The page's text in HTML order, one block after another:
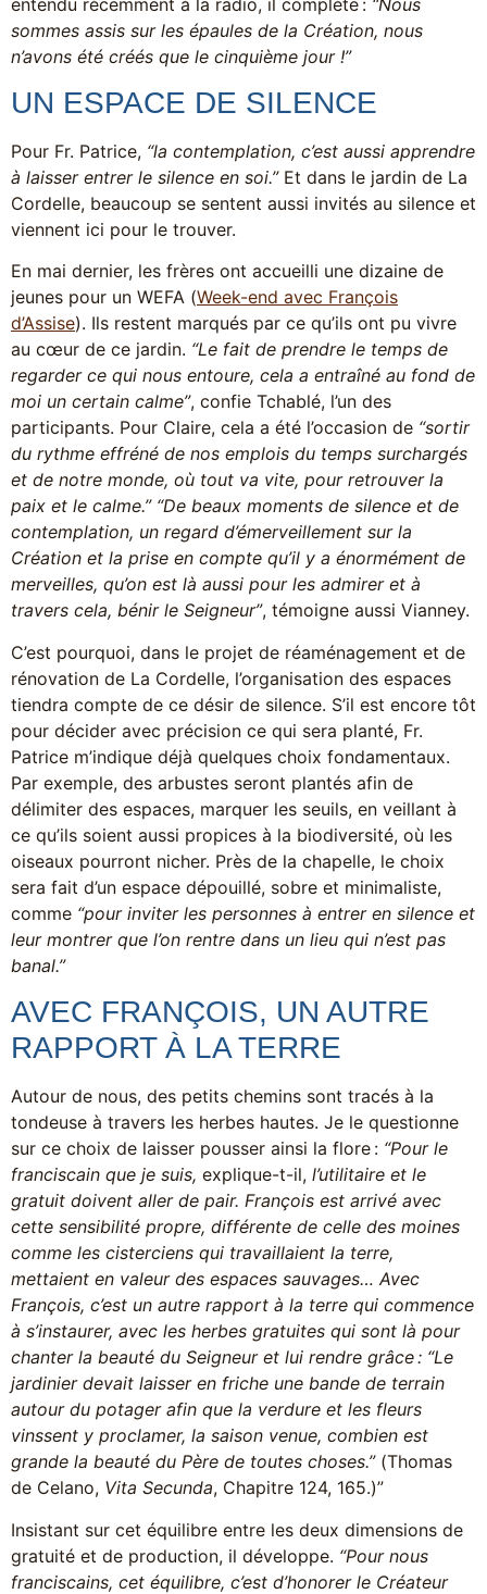
sommes assis sur les épaules de la Création, nous
n’avons été créés que le cinquième jour !”
UN ESPACE DE SILENCE
Pour Fr. Patrice, “la contemplation, c’est aussi apprendre
à laisser entrer le silence en soi.”Et dans le jardin de La
Cordelle, beaucoup se sentent aussi invités au silence et
viennent ici pour le trouver.
En mai dernier, les frères ont accueilli une dizaine de
jeunes pour un WEFA (Week-end avec François
d’Assise). Ils restent marqués par ce qu’ils ont pu vivre
au cœur de ce jardin. “Le fait de prendre le temps de
regarder ce qui nous entoure, cela a entraîné au fond de
moi un certain calme”, confie Tchablé, l’un des
participants. Pour Claire, cela a été l’occasion de “sortir
du rythme effréné de nos emplois du temps surchargés
et de notre monde, où tout va vite, pour retrouver la
paix et le calme.” “De beaux moments de silence et de
contemplation, un regard d’émerveillement sur la
Création et la prise en compte qu’il y a énormément de
merveilles, qu’on est là aussi pour les admirer et à
travers cela, bénir le Seigneur”, témoigne aussi Vianney.
C’est pourquoi, dans le projet de réaménagement et de
rénovation de La Cordelle, l’organisation des espaces
tiendra compte de ce désir de silence. S’il est encore tôt
pour décider avec précision ce qui sera planté, Fr.
Patrice m’indique déjà quelques choix fondamentaux.
Par exemple, des arbustes seront plantés afin de
délimiter des espaces, marquer les seuils, en veillant à
ce qu’ils soient aussi propices à la biodiversité, où les
oiseaux pourront nicher. Près de la chapelle, le choix
sera fait d’un espace dépouillé, sobre et minimaliste,
comme “pour inviter les personnes à entrer en silence et
leur montrer que l’on rentre dans un lieu qui n’est pas
banal.”
AVEC FRANÇOIS, UN AUTRE
RAPPORT À LA TERRE
Autour de nous, des petits chemins sont tracés à la
tondeuse à travers les herbes hautes. Je le questionne
sur ce choix de laisser pousser ainsi la flore : “Pour le
franciscain que je suis, explique-t-il, l’utilitaire et le
gratuit doivent aller de pair. François est arrivé avec
cette sensibilité propre, différente de celle des moines
comme les cisterciens qui travaillaient la terre,
mettaient en valeur des espaces sauvages… Avec
François, c’est un autre rapport à la terre qui commence
à s’instaurer, avec les herbes gratuites qui sont là pour
chanter la beauté du Seigneur et lui rendre grâce : “Le
jardinier devait laisser en friche une bande de terrain
autour du potager afin que la verdure et les fleurs
vinssent y proclamer, la saison venue, combien est
grande la beauté du Père de toutes choses.”(Thomas
de Celano, Vita Secunda, Chapitre 124, 165.)”
Insistant sur cet équilibre entre les deux dimensions de
gratuité et de production, il développe. “Pour nous
franciscains, cet équilibre, c’est d’honorer le Créateur